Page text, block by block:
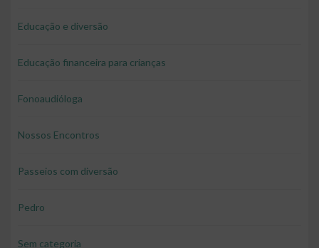
Educação e diversão
Educação financeira para crianças
Fonoaudióloga
Nossos Encontros
Passeios com diversão
Pedro
Sem categoria